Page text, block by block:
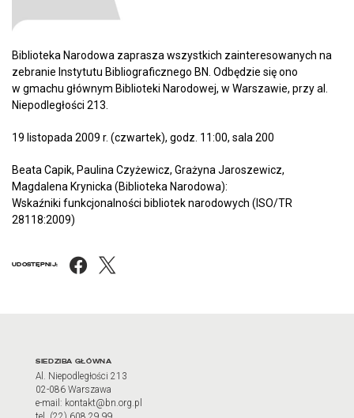
Biblioteka Narodowa zaprasza wszystkich zainteresowanych na
zebranie Instytutu Bibliograficznego BN. Odbędzie się ono
w gmachu głównym Biblioteki Narodowej, w Warszawie, przy al.
Niepodległości 213.
19 listopada 2009 r. (czwartek), godz. 11:00, sala 200
Beata Capik, Paulina Czyżewicz, Grażyna Jaroszewicz,
Magdalena Krynicka (Biblioteka Narodowa):
Wskaźniki funkcjonalności bibliotek narodowych (ISO/TR
28118:2009)
UDOSTĘPNIJ: Facebook
Adres oraz godziny
SIEDZIBA GŁÓWNA
Al. Niepodległości 213
02-086 Warszawa
e-mail: kontakt@bn.org.pl